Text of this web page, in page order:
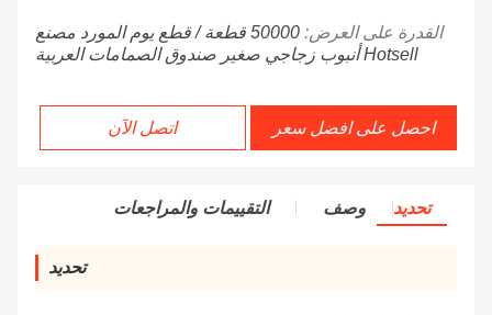
القدرة على العرض:
50000 قطعة / قطع يوم المورد مصنع
Hotsell أنبوب زجاجي صغير صندوق الصمامات العربية
احصل على افضل سعر اتصل الآن
تحديد وصف التقييمات والمراجعات
تحديد